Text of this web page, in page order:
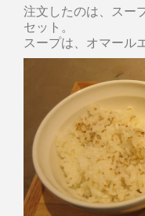
注文したのは、スー
セット。
スープは、オマール